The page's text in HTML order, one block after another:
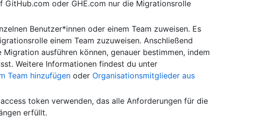
GitHub.com oder GHE.com nur die Migrationsrolle
Benutzer*innen oder einem Team zuweisen. Es
einem Team zuzuweisen. Anschließend
ausführen können, genauer bestimmen, indem
Weitere Informationen findest du unter
Team hinzufügen oder Organisationsmitglieder aus
token verwenden, das alle Anforderungen für die
erfüllt.